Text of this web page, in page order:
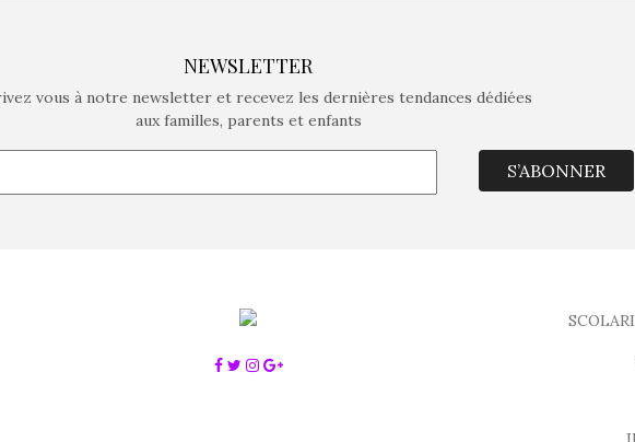
NEWSLETTER
vous à notre newsletter et recevez les dernières tendances dédiées
aux familles, parents et enfants
S’ABONNER